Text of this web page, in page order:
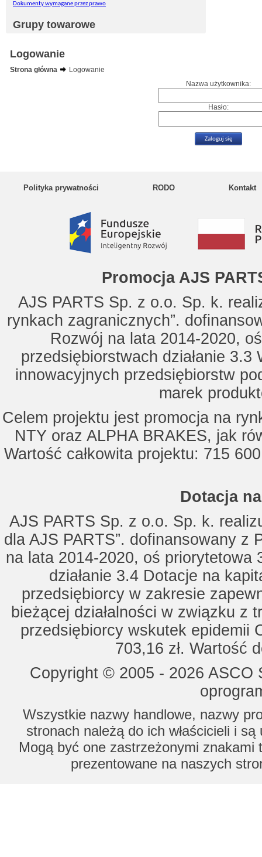
Dokumenty wymagane przez prawo
Grupy towarowe
Logowanie
Strona główna
Logowanie
Nazwa użytkownika:
Hasło:
Polityka prywatności RODO Kontakt
Promocja AJS
AJS PARTS Sp. z o.o. Sp. k.
rynkach zagranicznych”.
Rozwój na lata 2014-2020,
przedsiębiorstwach działanie
innowacyjnych przedsiębiorstw
marek
Celem projektu jest promocja na
NTY oraz ALPHA BRAKES, jak
Wartość całkowita projektu: 715
Dotacja
AJS PARTS Sp. z o.o. Sp. k.
dla AJS PARTS”. dofinansowany z
na lata 2014-2020, oś priorytetowa
działanie 3.4 Dotacje na
przedsiębiorcy w zakresie
bieżącej działalności w związku z
przedsiębiorcy wskutek epidemii
703,16 zł. Wartość
Copyright © 2005 - 2026
Wszystkie nazwy handlowe, nazwy
stronach należą do ich właścicieli i
Mogą być one zastrzeżonymi znakami
prezentowane na naszych